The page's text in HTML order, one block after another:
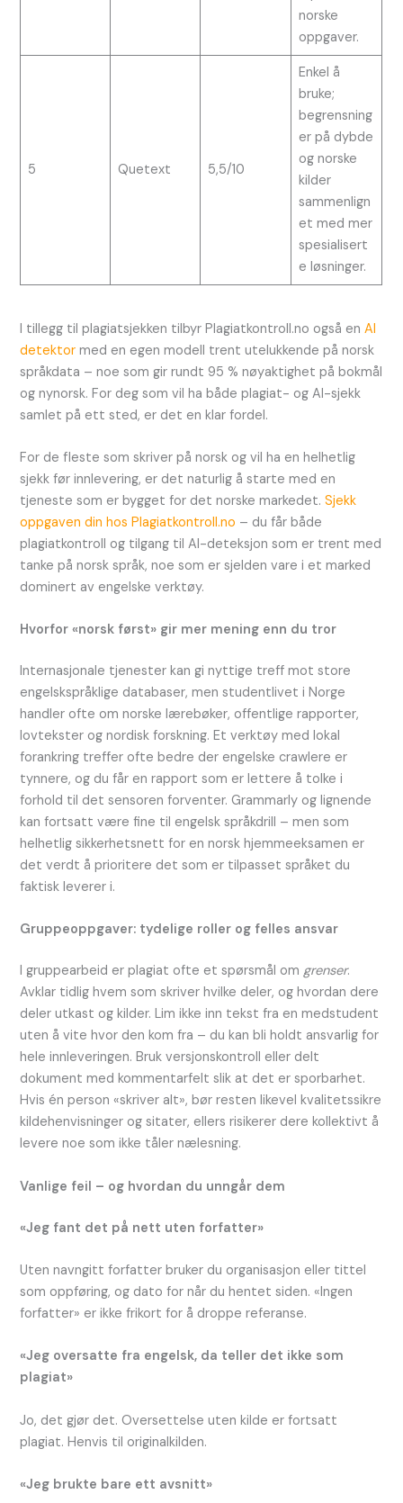
norske
oppgaver.
5 Quetext 5,5/10
Enkel å
bruke;
begrensning
er på dybde
og norske
kilder
sammenlign
et med mer
spesialisert
e løsninger.
I tillegg til plagiatsjekken tilbyr Plagiatkontroll.no også enAI
detektor med en egen modell trent utelukkende på norsk
språkdata – noe som gir rundt 95 % nøyaktighet på bokmål
og nynorsk. For deg som vil ha både plagiat- og AI-sjekk
samlet på ett sted, er det en klar fordel.
For de fleste som skriver på norsk og vil ha en helhetlig
sjekk før innlevering, er det naturlig å starte med en
tjeneste som er bygget for det norske markedet.Sjekk
oppgaven din hos Plagiatkontroll.no – du får både
plagiatkontroll og tilgang til AI-deteksjon som er trent med
tanke på norsk språk, noe som er sjelden vare i et marked
dominert av engelske verktøy.
Hvorfor «norsk først» gir mer mening enn du tror
Internasjonale tjenester kan gi nyttige treff mot store
engelskspråklige databaser, men studentlivet i Norge
handler ofte om norske lærebøker, offentlige rapporter,
lovtekster og nordisk forskning. Et verktøy med lokal
forankring treffer ofte bedre der engelske crawlere er
tynnere, og du får en rapport som er lettere å tolke i
forhold til det sensoren forventer. Grammarly og lignende
kan fortsatt være fine til engelsk språkdrill – men som
helhetlig sikkerhetsnett for en norsk hjemmeeksamen er
det verdt å prioritere det som er tilpasset språket du
faktisk leverer i.
Gruppeoppgaver: tydelige roller og felles ansvar
I gruppearbeid er plagiat ofte et spørsmål omgrenser.
Avklar tidlig hvem som skriver hvilke deler, og hvordan dere
deler utkast og kilder. Lim ikke inn tekst fra en medstudent
uten å vite hvor den kom fra – du kan bli holdt ansvarlig for
hele innleveringen. Bruk versjonskontroll eller delt
dokument med kommentarfelt slik at det er sporbarhet.
Hvis én person «skriver alt», bør resten likevel kvalitetssikre
kildehenvisninger og sitater, ellers risikerer dere kollektivt å
levere noe som ikke tåler nælesning.
Vanlige feil – og hvordan du unngår dem
«Jeg fant det på nett uten forfatter»
Uten navngitt forfatter bruker du organisasjon eller tittel
som oppføring, og dato for når du hentet siden. «Ingen
forfatter» er ikke frikort for å droppe referanse.
«Jeg oversatte fra engelsk, da teller det ikke som
plagiat»
Jo, det gjør det. Oversettelse uten kilde er fortsatt
plagiat. Henvis til originalkilden.
«Jeg brukte bare ett avsnitt»